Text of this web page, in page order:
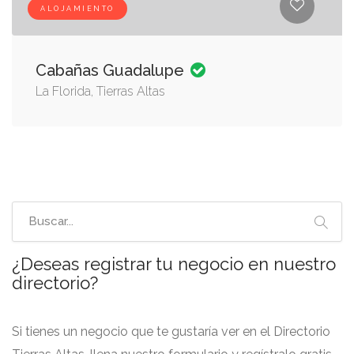
ALOJAMIENTO
Cabañas Guadalupe
La Florida, Tierras Altas
¿Deseas registrar tu negocio en nuestro
directorio?
Si tienes un negocio que te gustaría ver en el Directorio